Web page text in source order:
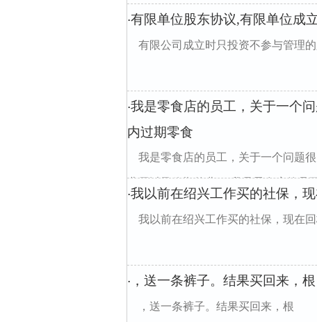
·有限单位股东协议,有限单位成
有限公司成立时只投资不参与管理
·我是零食店的员工，关于一个
内过期零食
我是零食店的员工，关于一个问题
费用以及临期的费san我是零食店的员
·我以前在绍兴工作买的社保，
我以前在绍兴工作买的社保，现在
· ，送一条裤子。结果买回来，根
，送一条裤子。结果买回来，根